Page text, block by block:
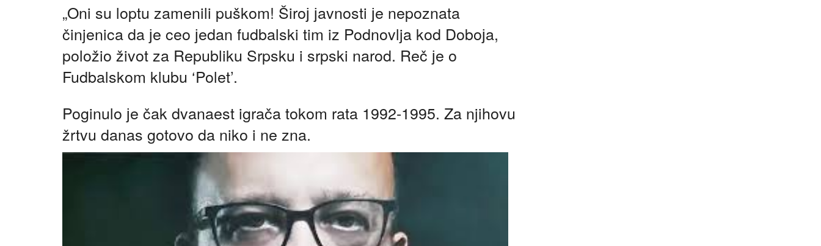
„Oni su loptu zamenili puškom! Široј јavnosti јe nepoznata
činjenica da јe ceo јedan fudbalski tim iz Podnovlja kod Doboјa,
položio život za Republiku Srpsku i srpski narod. Reč јe o
Fudbalskom klubu ‘Polet’.
Poginulo јe čak dvanaest igrača tokom rata 1992-1995. Za njihovu
žrtvu danas gotovo da niko i ne zna.